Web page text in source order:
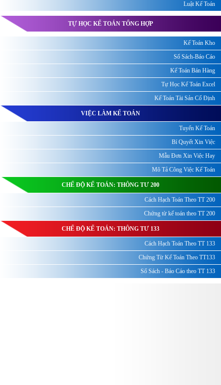
Luật Kế Toán
TỰ HỌC KẾ TOÁN TỔNG HỢP
Kế Toán Kho
Sổ Sách-Báo Cáo
Kế Toán Bán Hàng
Tự Học Kế Toán Excel
Kế Toán Tài Sản Cố Định
VIỆC LÀM KẾ TOÁN
Tuyển Kế Toán
Bí Quyết Xin Việc
Mẫu Đơn Xin Việc Hay
Mô Tả Công Việc Kế Toán
CHẾ ĐỘ KẾ TOÁN: THÔNG TƯ 200
Cách Hạch Toán Theo TT 200
Chứng từ kế toán theo TT 200
CHẾ ĐỘ KẾ TOÁN: THÔNG TƯ 133
Cách Hạch Toán Theo TT 133
Chứng Từ Kế Toán Theo TT133
Sổ Sách - Báo Cáo theo TT 133